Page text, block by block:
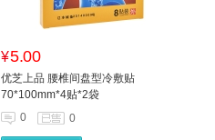
¥5.00
优芝上品 腰椎间盘型冷敷贴
70*100mm*4贴*2袋
0
0